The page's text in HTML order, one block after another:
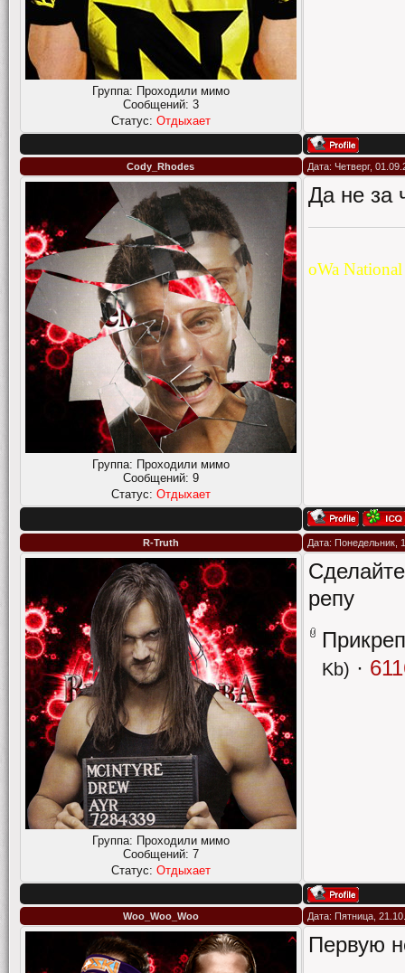
Группа: Проходили мимо
Сообщений: 3
Статус: Отдыхает
Cody_Rhodes Дата: Четверг,
Группа: Проходили мимо
Сообщений: 9
Статус: Отдыхает
Да не за
oWa
R-Truth Дата: Понедельник,
Группа: Проходили мимо
Сообщений: 7
Статус: Отдыхает
репу
Kb) ·
Woo_Woo_Woo Дата: Пятница,
Первую